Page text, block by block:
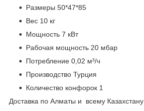
Размеры 50*47*85
Вес 10 кг
Мощность 7 кВт
Рабочая мощность 20 мбар
Потребление 0,02 м³/ч
Производство Турция
Количество конфорок 1
Доставка по Алматы и всему Казахстану